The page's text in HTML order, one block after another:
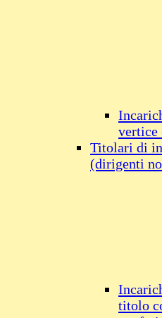
vertice
Titolari di
(dirigenti
titolo